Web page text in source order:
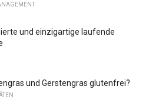
und einzigartige laufende
und Gerstengras glutenfrei?